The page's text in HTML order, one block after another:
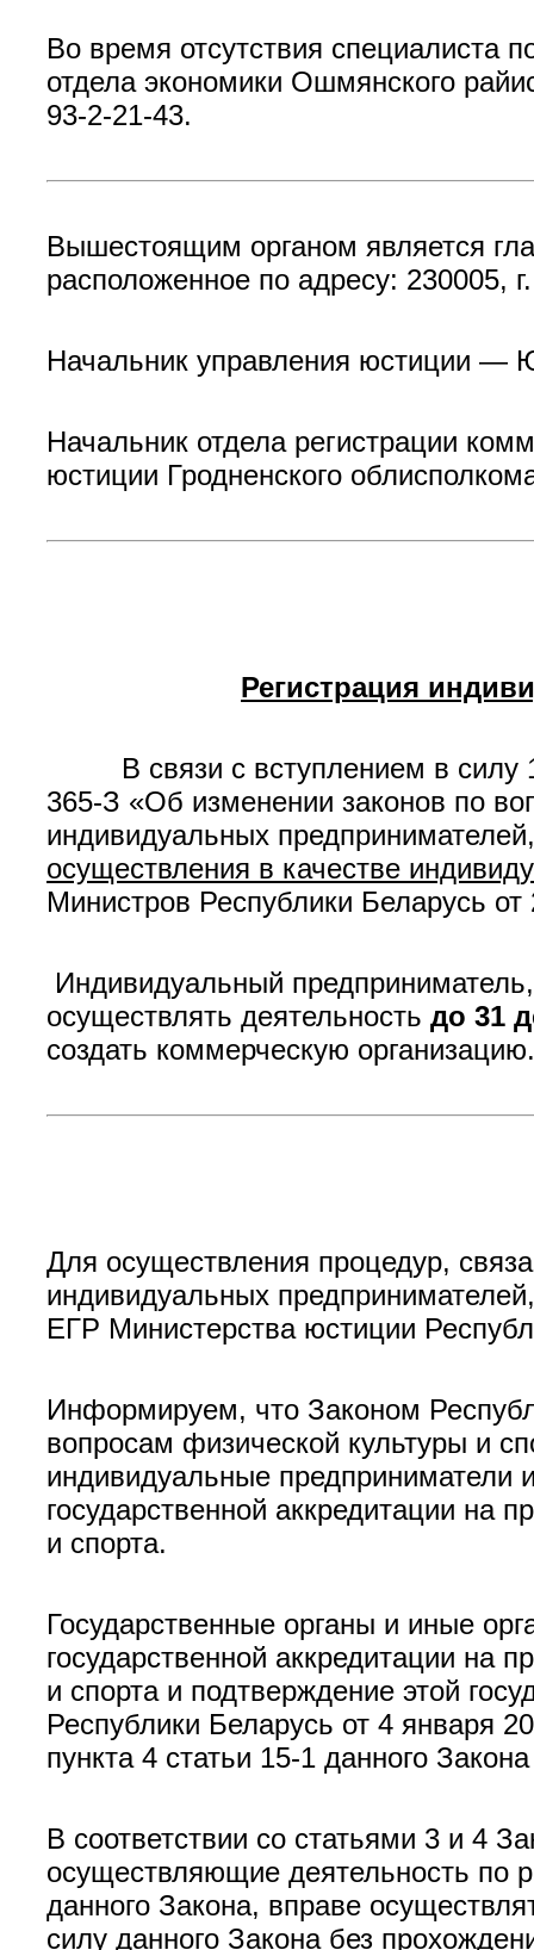
Во время отсутствия специалиста
отдела экономики Ошмянского
93-2-21-43.
Вышестоящим органом является
расположенное по адресу: 230005,
Начальник управления юстиции —
Начальник отдела регистрации
юстиции Гродненского
Регистрация
В связи с вступлением в силу 1
365-З «Об изменении законов по
индивидуальных
осуществления в качестве
Министров Республики Беларусь
Индивидуальный
осуществлять деятельность до 31
создать коммерческую организацию.
Для осуществления процедур,
индивидуальных
ЕГР Министерства юстиции
Информируем, что Законом
вопросам физической культуры и
индивидуальные предприниматели
государственной аккредитации на
и спорта.
Государственные органы и иные
государственной аккредитации на
и спорта и подтверждение этой
Республики Беларусь от 4 января
пункта 4 статьи 15-1 данного
В соответствии со статьями 3 и 4
осуществляющие деятельность по
данного Закона, вправе
силу данного Закона без